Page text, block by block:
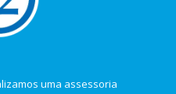
uma assessoria